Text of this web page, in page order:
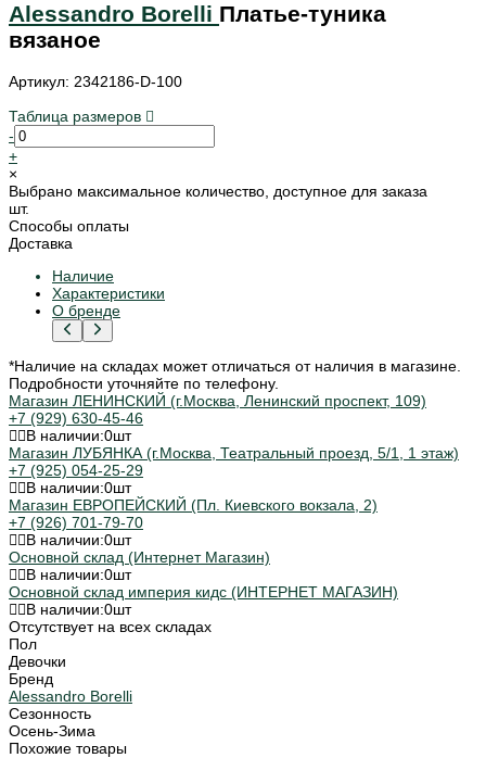
Alessandro Borelli Платье-туника
вязаное
Артикул: 2342186-D-100
Таблица размеров
-
+
×
Выбрано максимальное количество, доступное для заказа
шт.
Способы оплаты
Доставка
Наличие
Характеристики
О бренде
*Наличие на складах может отличаться от наличия в магазине.
Подробности уточняйте по телефону.
Магазин ЛЕНИНСКИЙ (г.Москва, Ленинский проспект, 109)
+7 (929) 630-45-46
В наличии:0шт
Магазин ЛУБЯНКА (г.Москва, Театральный проезд, 5/1, 1 этаж)
+7 (925) 054-25-29
В наличии:0шт
Магазин ЕВРОПЕЙСКИЙ (Пл. Киевского вокзала, 2)
+7 (926) 701-79-70
В наличии:0шт
Основной склад (Интернет Магазин)
В наличии:0шт
Основной склад империя кидс (ИНТЕРНЕТ МАГАЗИН)
В наличии:0шт
Отсутствует на всех складах
Пол
Девочки
Бренд
Alessandro Borelli
Сезонность
Осень-Зима
Похожие товары